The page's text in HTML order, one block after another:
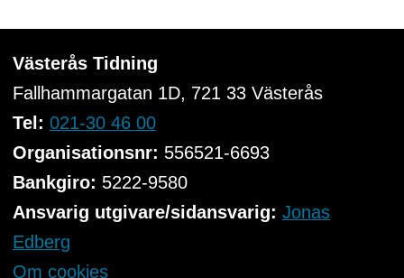
Västerås Tidning
Fallhammargatan 1D, 721 33Västerås
Tel: 021-30 46 00
Organisationsnr: 556521-6693
Bankgiro: 5222-9580
Ansvarig utgivare/sidansvarig: Jonas
Edberg
Om cookies